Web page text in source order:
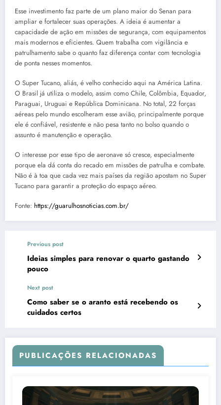
Esse investimento faz parte de um plano maior do Senan para
ampliar e fortalecer suas operações. A ideia é aumentar a
capacidade de ação em missões de segurança, com equipamentos
mais modernos e eficientes. Quem trabalha com vigilância e
patrulhamento sabe o quanto faz diferença contar com tecnologia
de ponta nesses momentos.
O Super Tucano, aliás, é velho conhecido aqui na América Latina.
O Brasil já utiliza o modelo, assim como Chile, Colômbia, Equador,
Paraguai, Uruguai e República Dominicana. No total, 22 forças
aéreas pelo mundo escolheram esse avião, principalmente porque
ele é confiável, resistente e não pesa tanto no bolso quando o
assunto é manutenção e operação.
O interesse por esse tipo de aeronave só cresce, especialmente
porque ela dá conta do recado em missões de patrulha e combate.
Não é à toa que cada vez mais países da região apostam no Super
Tucano para garantir a proteção do espaço aéreo.
Fonte: https://guarulhosnoticias.com.br/
Previous post
Ideias simples para renovar o quarto gastando
pouco
Next post
Como saber se o aranto está recebendo os
cuidados certos
PUBLICAÇÕES RELACIONADAS